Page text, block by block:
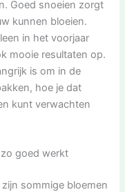
Goed snoeien zorgt
kunnen bloeien.
in het voorjaar
mooie resultaten op.
is om in de
hoe je dat
kunt verwachten
goed werkt
sommige bloemen